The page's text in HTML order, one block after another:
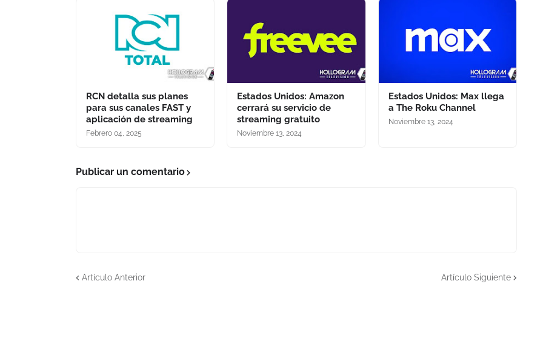
RCN detalla sus planes
para sus canales FAST y
aplicación de streaming
Febrero 04, 2025
Estados Unidos: Amazon
cerrará su servicio de
streaming gratuito
Noviembre 13, 2024
Estados Unidos: Max llega
a The Roku Channel
Noviembre 13, 2024
Publicar un comentario
Artículo Anterior Artículo Siguiente